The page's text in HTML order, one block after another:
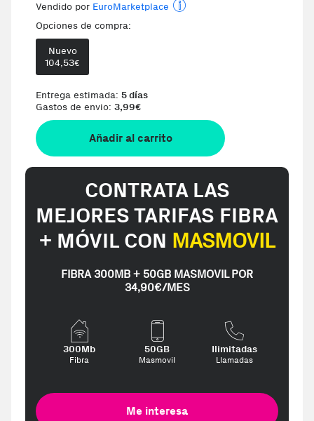
Vendido por EuroMarketplace
Opciones de compra:
Nuevo
104,53€
Entrega estimada: 5 días
Gastos de envio: 3,99€
Añadir al carrito
CONTRATA LAS
MEJORES TARIFAS FIBRA
+ MÓVIL CON MASMOVIL
FIBRA 300MB + 50GB MASMOVIL POR
34,90€/MES
300Mb
Fibra
50GB
Masmovil
Ilimitadas
Llamadas
Me interesa